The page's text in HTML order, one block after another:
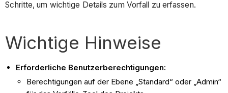
Schritte, um wichtige Details zum Vorfall zu erfassen.
Wichtige Hinweise
Erforderliche Benutzerberechtigungen:
Berechtigungen auf der Ebene „Standard“ oder „Admin“